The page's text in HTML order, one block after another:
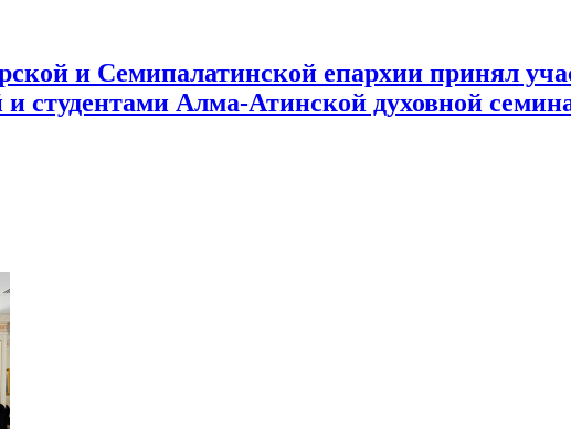
и Семипалатинской епархии принял
студентами Алма-Атинской духовной